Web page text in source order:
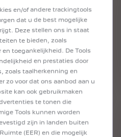
en/of andere trackingtools
dat u de best mogelijke
Deze stellen ons in staat
te bieden, zoals
toegankelijkheid. De Tools
en prestaties door
zoals taalherkenning en
zo voor dat ons aanbod aan u
kan ook gebruikmaken
te tonen die
Tools kunnen worden
zijn in landen buiten
(EER) en die mogelijk